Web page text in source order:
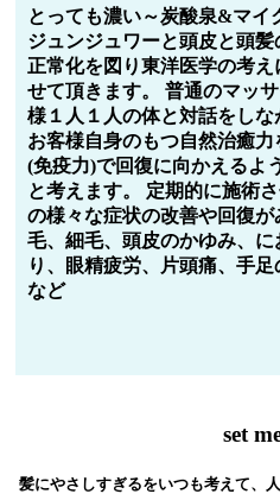
とっても濃い～炭酸泉&マイ
ジュンジュワーと頭皮と頭
正常化を図り東洋医学の考
せて頂きます。 普通のマッ
様１人１人の体と対話をしな
お客様自身のもつ自然治癒
(免疫力)で回復に向かえるよ
と考えます。 定期的に施術
の様々な症状の改善や回復
毛、細毛、頭皮のかゆみ、に
り、眼精疲労、片頭痛、手
など
set
髪にやさしすぎるをいつも考えて、